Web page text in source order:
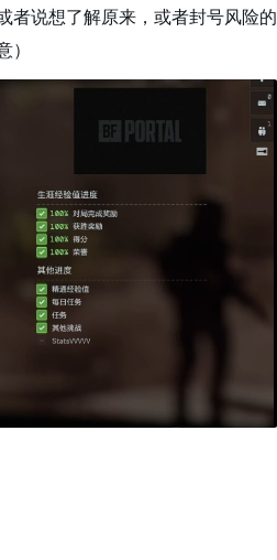
者说想了解原来，或者封号风险的